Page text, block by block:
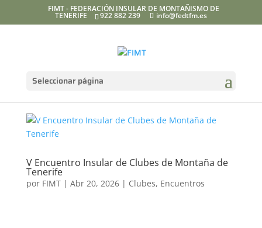
FIMT - FEDERACIÓN INSULAR DE MONTAÑISMO DE
TENERIFE 922 882 239 info@fedtfm.es
Seleccionar página
V Encuentro Insular de Clubes de Montaña de
Tenerife
por FIMT| Abr 20, 2026| Clubes, Encuentros